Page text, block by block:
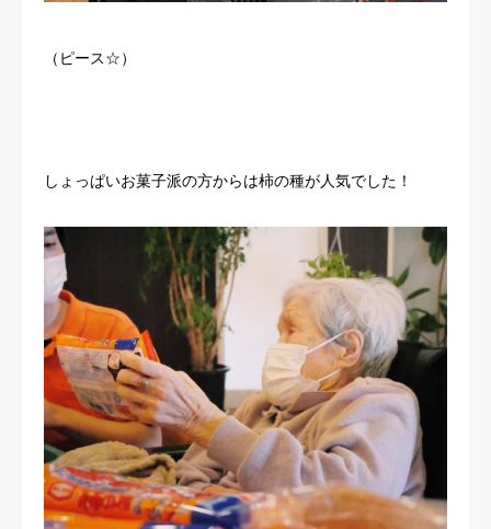
（ピース☆）
しょっぱいお菓子派の方からは柿の種が人気でした！